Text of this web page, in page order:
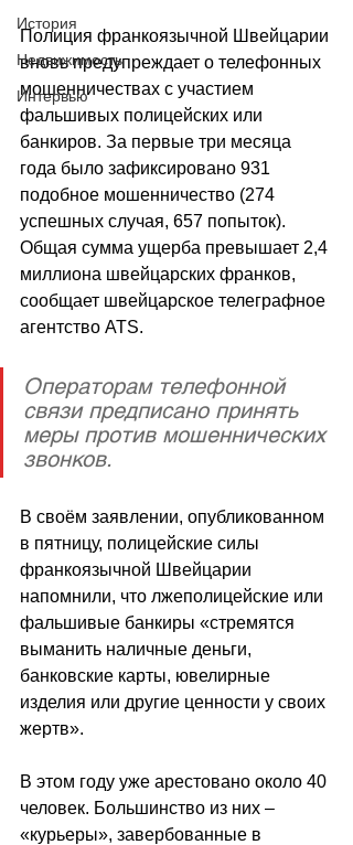
История
Недвижимость
Интервью
Полиция франкоязычной Швейцарии
вновь предупреждает о телефонных
мошенничествах с участием
фальшивых полицейских или
банкиров. За первые три месяца
года было зафиксировано 931
подобное мошенничество (274
успешных случая, 657 попыток).
Общая сумма ущерба превышает 2,4
миллиона швейцарских франков,
сообщает швейцарское телеграфное
агентство ATS.
Операторам телефонной
связи предписано принять
меры против мошеннических
звонков.
В своём заявлении, опубликованном
в пятницу, полицейские силы
франкоязычной Швейцарии
напомнили, что лжеполицейские или
фальшивые банкиры «стремятся
выманить наличные деньги,
банковские карты, ювелирные
изделия или другие ценности у своих
жертв».
В этом году уже арестовано около 40
человек. Большинство из них –
«курьеры», завербованные в